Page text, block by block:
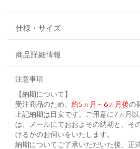
仕様・サイズ
商品詳細情報
注意事項
【納期について】
受注商品のため、 約5ヵ月～6ヵ月後の
上記納期は目安です。ご用意に7ヵ月
は、メールにておおよその納期と、そ
けるかのお伺いをいたします。
納期についてご了承いただいた後、正